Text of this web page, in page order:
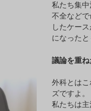
私たち集
不全など
したケー
になったと
議論を重
外科とは
ズですよ。
私たちは